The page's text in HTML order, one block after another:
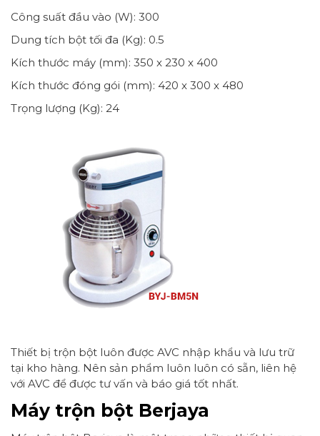
Công suất đầu vào (W): 300
Dung tích bột tối đa (Kg): 0.5
Kích thước máy (mm): 350 x 230 x 400
Kích thước đóng gói (mm): 420 x 300 x 480
Trọng lượng (Kg): 24
Thiết bị trộn bột luôn được AVC nhập khẩu và lưu trữ
tại kho hàng. Nên sản phẩm luôn luôn có sẵn, liên hệ
với AVC để được tư vấn và báo giá tốt nhất.
Máy trộn bột Berjaya